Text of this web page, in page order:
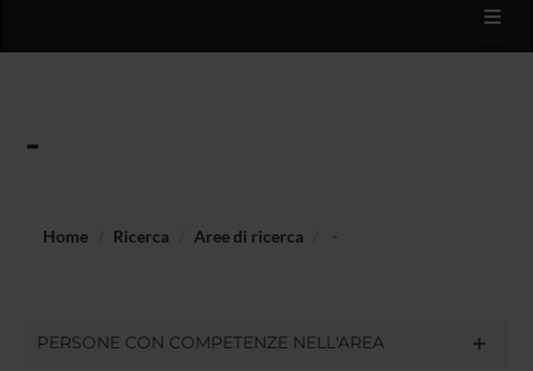
-
Home Ricerca Aree di ricerca -
PERSONE CON COMPETENZE NELL'AREA